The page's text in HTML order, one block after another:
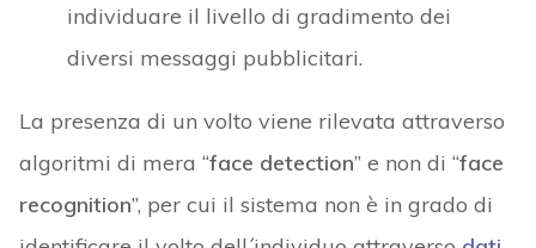
individuare il livello di gradimento dei
diversi messaggi pubblicitari.
La presenza di un volto viene rilevata attraverso
algoritmi di mera “face detection” e non di “face
recognition”, per cui il sistema non è in grado di